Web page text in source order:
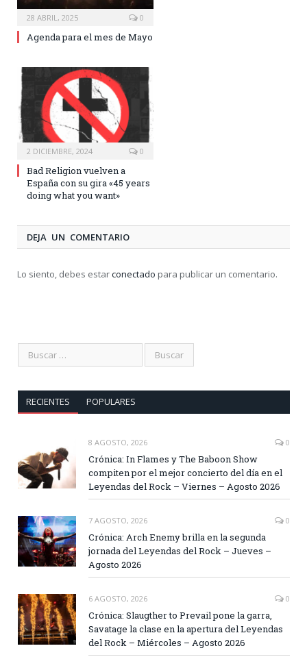
28 ABRIL, 2025 0
Agenda para el mes de Mayo
2 DICIEMBRE, 2024 0
Bad Religion vuelven a
España con su gira «45 years
doing what you want»
DEJA UN COMENTARIO
Lo siento, debes estarconectado para publicar un comentario.
RECIENTES POPULARES
8 AGOSTO, 2026 0
Crónica: In Flames y The Baboon Show
compiten por el mejor concierto del día en el
Leyendas del Rock – Viernes – Agosto 2026
7 AGOSTO, 2026 0
Crónica: Arch Enemy brilla en la segunda
jornada del Leyendas del Rock – Jueves –
Agosto 2026
6 AGOSTO, 2026 0
Crónica: Slaugther to Prevail pone la garra,
Savatage la clase en la apertura del Leyendas
del Rock – Miércoles – Agosto 2026